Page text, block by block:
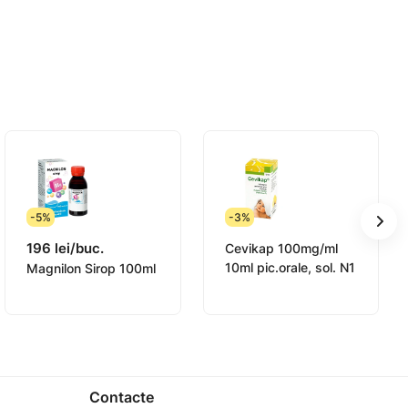
normală și funcționarea sistemului
fizic și psihic sănătos.
-5%
196 lei/buc.
Magnilon Sirop 100ml
-3%
Cevikap 100mg/ml
10ml pic.orale, sol. N1
Contacte